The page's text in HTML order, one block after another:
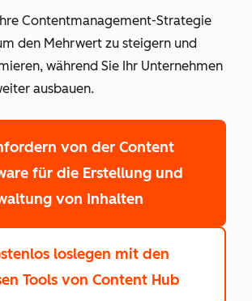
Contentmanagement-Strategie
den Mehrwert zu steigern und
während Sie Ihr Unternehmen
ausbauen.
von der Content
für die Erstellung und
von Inhalten
loslegen mit den
Tools von Content Hub